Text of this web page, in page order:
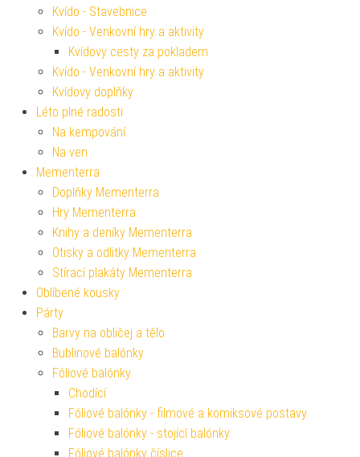
Kvído - Stavebnice
Kvído - Venkovní hry a aktivity
Kvídovy cesty za pokladem
Kvído - Venkovní hry a aktivity
Kvídovy doplňky
Léto plné radosti
Na kempování
Na ven
Mementerra
Doplňky Mementerra
Hry Mementerra
Knihy a deníky Mementerra
Otisky a odlitky Mementerra
Stírací plakáty Mementerra
Oblíbené kousky
Párty
Barvy na obličej a tělo
Bublinové balónky
Fóliové balónky
Chodící
Fóliové balónky - filmové a komiksové postavy
Fóliové balónky - stojící balónky
Fóliové balónky číslice